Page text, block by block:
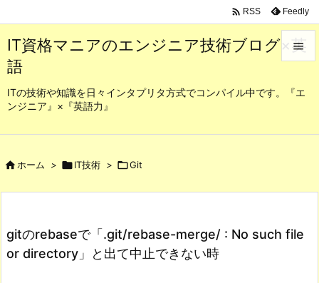
IT資格マニアのエンジニア技術ブログ×英
語
ITの技術や知識を日々インタプリタ方式でコンパイル中です。『エ
ンジニア』×『英語力』

メニュ
検索
 RSS Feedly
ホーム > IT技術 > Git
gitのrebaseで「.git/rebase-merge/ : No such file
or directory」と出て中止できない時